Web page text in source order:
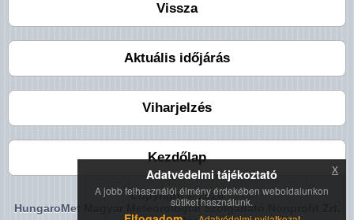
Vissza
Aktuális időjárás
Viharjelzés
Kezdőlap
Copyright © 2026
HungaroMet Magyar Meteorológiai Szolgáltató Nonprofit Zrt.
Adatvédelmi tájékoztató
A jobb felhasználói élmény érdekében weboldalunkon
sütiket használunk.
x